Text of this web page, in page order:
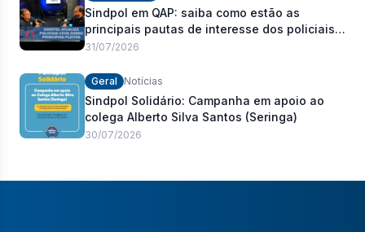
Sindpol em QAP: saiba como estão as
principais pautas de interesse dos policiais
civis
31/07/2026
Geral Notícias
Sindpol Solidário: Campanha em apoio ao
colega Alberto Silva Santos (Seringa)
30/07/2026